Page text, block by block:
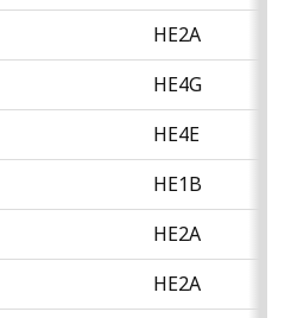
HE2A
HE4G
HE4E
HE1B
HE2A
HE2A